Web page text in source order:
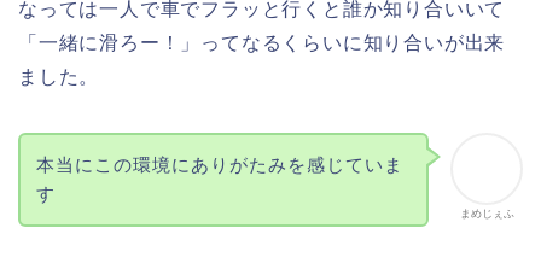
なっては一人で車でフラッと行くと誰か知り合いいて
「一緒に滑ろー！」ってなるくらいに知り合いが出来
ました。
まめじぇふ
本当にこの環境にありがたみを感じていま
す